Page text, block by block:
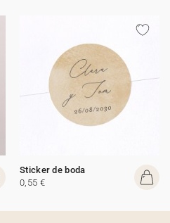
Sticker de boda
0,55 €